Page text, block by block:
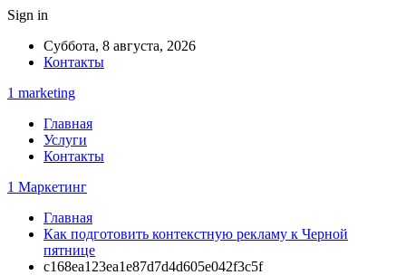
Sign in
Суббота, 8 августа, 2026
Контакты
1 marketing
Главная
Услуги
Контакты
1 Маркетинг
Главная
Как подготовить контекстную рекламу к Черной
пятнице
c168ea123ea1e87d7d4d605e042f3c5f